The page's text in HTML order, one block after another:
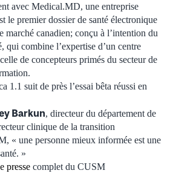
avec Medical.MD, une entreprise
le premier dossier de santé électronique
marché canadien; conçu à l’intention du
qui combine l’expertise d’un centre
de concepteurs primés du secteur de
1.1 suit de près l’essai bêta réussi en
Barkun, directeur du département de
clinique de la transition
« une personne mieux informée est une
»
presse complet du CUSM